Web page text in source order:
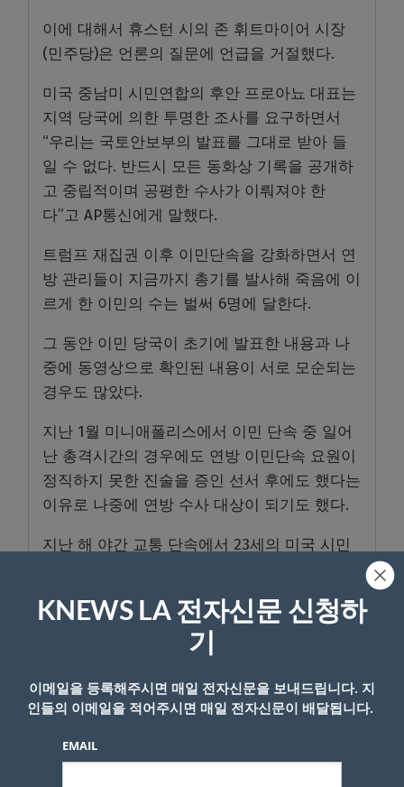
이에 대해서 휴스턴 시의 존 휘트마이어 시장
(민주당)은 언론의 질문에 언급을 거절했다.
미국 중남미 시민연합의 후안 프로아뇨 대표는
지역 당국에 의한 투명한 조사를 요구하면서
“우리는 국토안보부의 발표를 그대로 받아 들
일 수 없다. 반드시 모든 동화상 기록을 공개하
고 중립적이며 공평한 수사가 이뤄져야 한
다”고 AP통신에게 말했다.
트럼프 재집권 이후 이민단속을 강화하면서 연
방 관리들이 지금까지 총기를 발사해 죽음에 이
르게 한 이민의 수는 벌써 6명에 달한다.
그 동안 이민 당국이 초기에 발표한 내용과 나
중에 동영상으로 확인된 내용이 서로 모순되는
경우도 많았다.
지난 1월 미니애폴리스에서 이민 단속 중 일어
난 총격시간의 경우에도 연방 이민단속 요원이
정직하지 못한 진술을 증인 선서 후에도 했다는
이유로 나중에 연방 수사 대상이 되기도 했다.
지난 해 야간 교통 단속에서 23세의 미국 시민
다치게 했다고 거짓 증언을 해서 법정에서 배심
의 유죄 평결을 모면했다.
하지만 나중에 당국이 확인한 동영상에는 그의
차량이 단속 요원을 친 것이라는 증거는 없었
KNEWS LA 전자신문 신청하
기
이메일을 등록해주시면 매일 전자신문을 보내드립니다. 지
인들의 이메일을 적어주시면 매일 전자신문이 배달됩니다.
EMAIL